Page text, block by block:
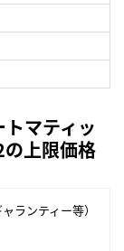
マティッ
上限価格
ランティー等）